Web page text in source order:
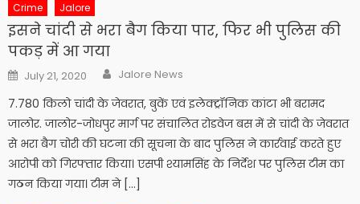
Crime Jalore
इसने चांदी से भरा बैग किया पार, फिर भी पुलिस की
पकड़ में आ गया
Posted
on
July 21, 2020 Author
Jalore News
7.780 किलो चांदी के जेवरात, बुकें एवं इलेक्ट्रॉनिक कांटा भी बरामद
जालोर. जालोर-जोधपुर मार्ग पर संचालित रोडवेज बस में से चांदी के जेवरात
से भरा बैग चोरी की घटना की सूचना के बाद पुलिस ने कार्रवाई करते हुए
आरोपी को गिरफ्तार किया। एसपी श्यामसिंह के निर्देश पर पुलिस टीम का
गठन किया गया। टीम ने […]